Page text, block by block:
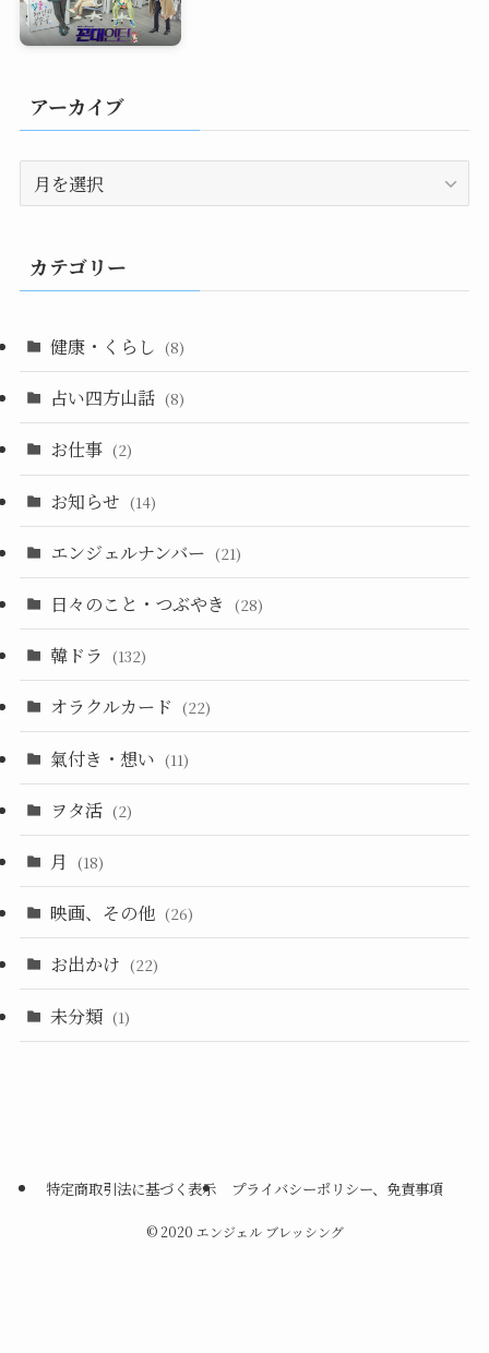
アーカイブ
ー
ブ
カテゴリー
健康・くらし (8)
占い四方山話 (8)
お仕事 (2)
お知らせ (14)
エンジェルナンバー (21)
日々のこと・つぶやき (28)
韓ドラ (132)
オラクルカード (22)
氣付き・想い (11)
ヲタ活 (2)
月 (18)
映画、その他 (26)
お出かけ (22)
未分類 (1)
特定商取引法に基づく表示 プライバシーポリシー、免責事項
©2020 エンジェル ブレッシング